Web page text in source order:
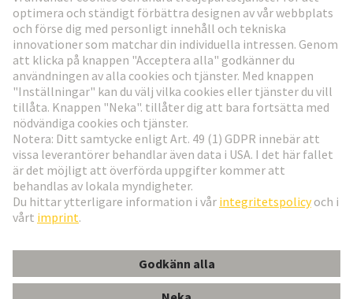
Gå till registrering
Social Media
Sverige
© Teknologi-koncernen HARTING